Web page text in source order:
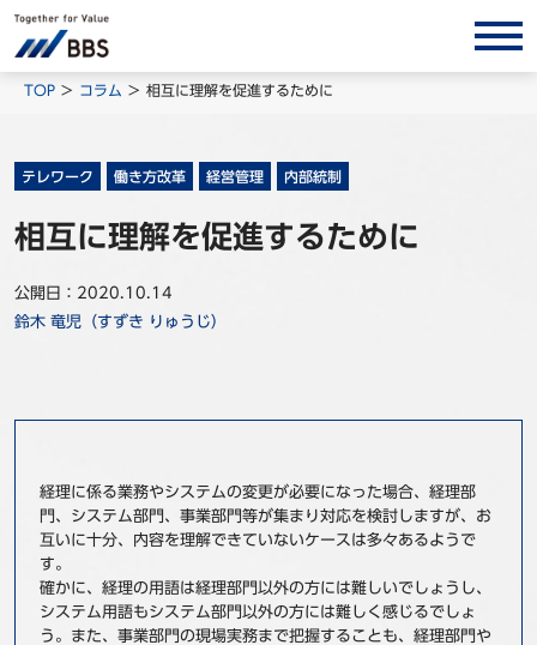
サービス/ソリューション
製品・ソリューション
出版書籍
セミナ−
TOP コラム 相互に理解を促進するために
テレワーク 働き方改革 経営管理 内部統制
相互に理解を促進するために
公開日：2020.10.14
鈴木 竜児（すずき りゅうじ）
経理に係る業務やシステムの変更が必要になった場合、経理部
門、システム部門、事業部門等が集まり対応を検討しますが、お
互いに十分、内容を理解できていないケースは多々あるようで
す。
確かに、経理の用語は経理部門以外の方には難しいでしょうし、
システム用語もシステム部門以外の方には難しく感じるでしょ
う。また、事業部門の現場実務まで把握することも、経理部門や